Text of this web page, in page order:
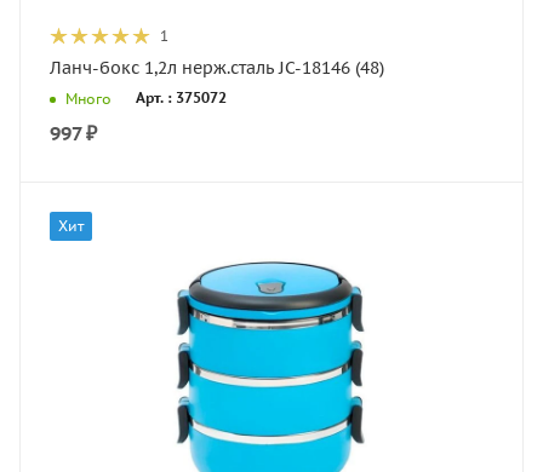
1
Ланч-бокс 1,2л нерж.сталь JC-18146 (48)
Много Арт. : 375072
997₽
Хит